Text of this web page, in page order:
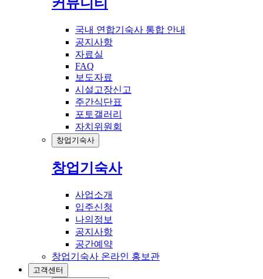
국내 연합기숙사 통합 안내
공지사항
자료실
FAQ
보도자료
시설고장신고
주간식단표
포토갤러리
자치위원회
창업기숙사
창업기숙사
사업소개
입주신청
나의정보
공지사항
공간예약
창업기숙사 온라인 홍보관
고객센터